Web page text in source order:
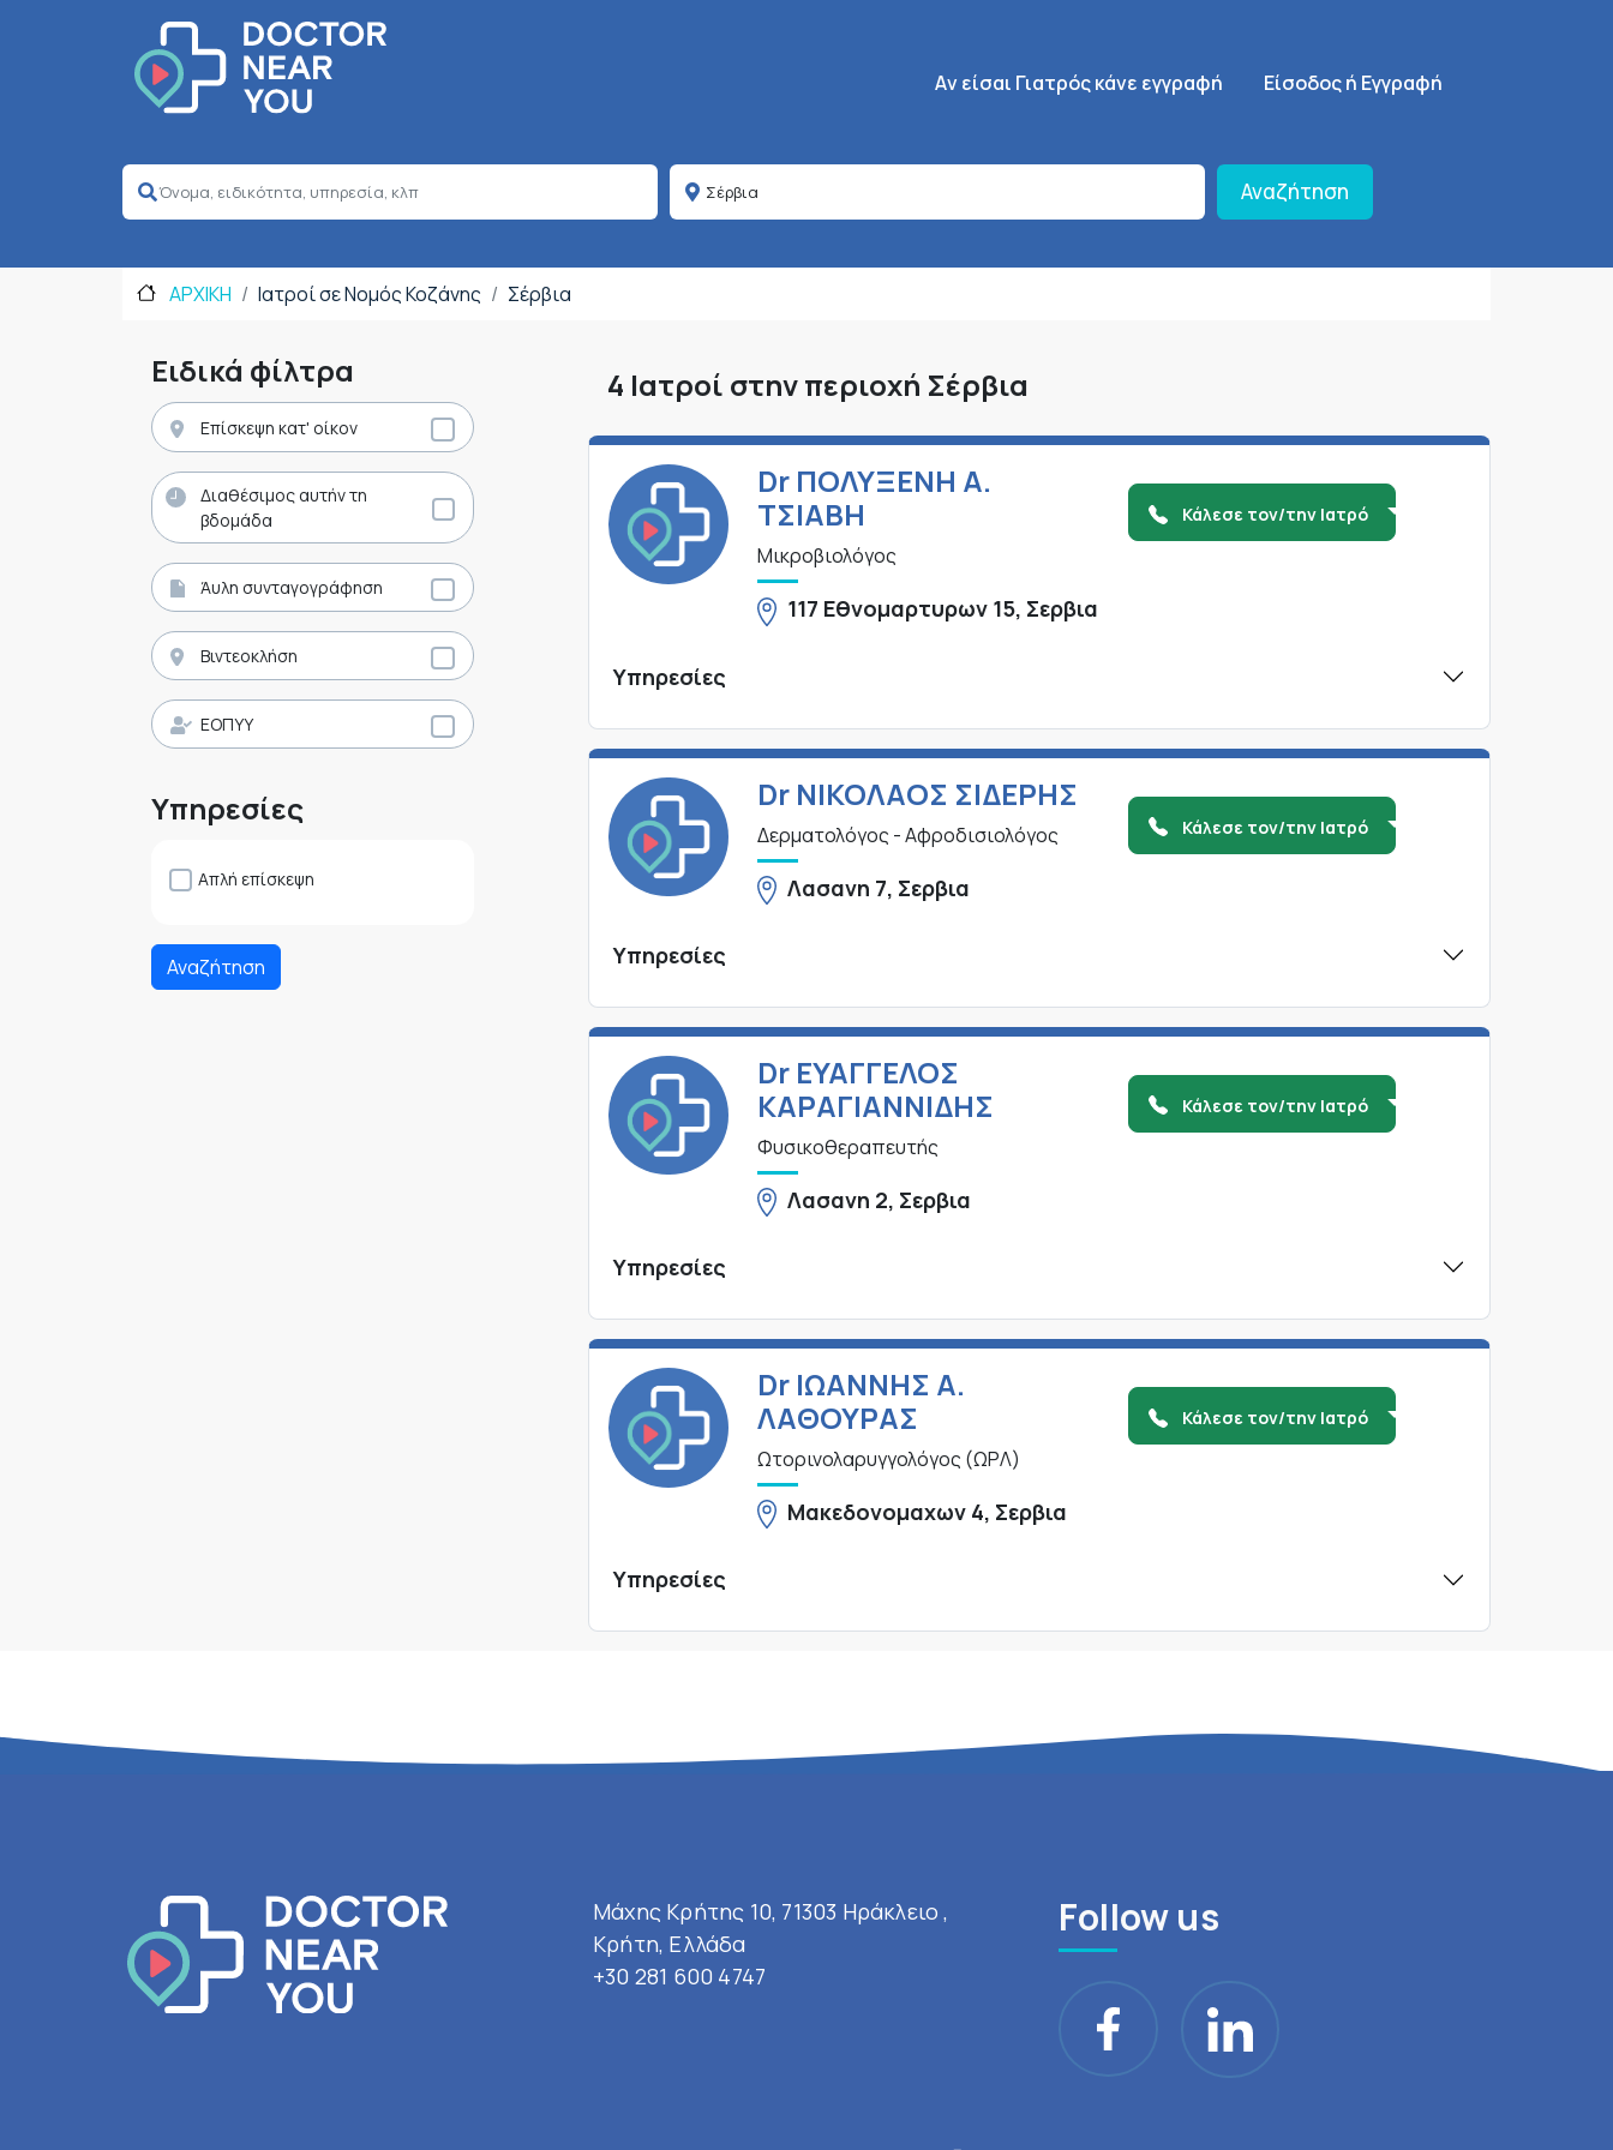
Κεντρική πλοήγηση
Aν είσαι Γιατρός κάνε εγγραφή SignUp Menu
Είσοδος ή Εγγραφή
Αναζήτηση
ΑΡΧΙΚΗ Ιατροί σε Νομός Κοζάνης Σέρβια
Ειδικά φίλτρα
Επίσκεψη κατ' οίκον
Διαθέσιμος αυτήν τη
βδομάδα
Άυλη συνταγογράφηση
Βιντεοκλήση
ΕΟΠΥΥ
Υπηρεσίες
Απλή επίσκεψη
Αναζήτηση
4 Ιατροί στην περιοχή Σέρβια
Dr ΠΟΛΥΞΕΝΗ Α.
ΤΣΙΑΒΗ
Μικροβιολόγος
117 Εθνομαρτυρων 15, Σερβια
Κάλεσε τον/την Ιατρό
Υπηρεσίες
Dr ΝΙΚΟΛΑΟΣ ΣΙΔΕΡΗΣ
Δερματολόγος - Αφροδισιολόγος
Λασανη 7, Σερβια
Κάλεσε τον/την Ιατρό
Υπηρεσίες
Dr ΕΥΑΓΓΕΛΟΣ
ΚΑΡΑΓΙΑΝΝΙΔΗΣ
Φυσικοθεραπευτής
Λασανη 2, Σερβια
Κάλεσε τον/την Ιατρό
Υπηρεσίες
Dr ΙΩΑΝΝΗΣ Α.
ΛΑΘΟΥΡΑΣ
Ωτορινολαρυγγολόγος (ΩΡΛ)
Μακεδονομαχων 4, Σερβια
Κάλεσε τον/την Ιατρό
Υπηρεσίες
Μάχης Κρήτης 10, 71303 Ηράκλειο ,
Κρήτη, Ελλάδα
+30 281 600 4747
Follow us